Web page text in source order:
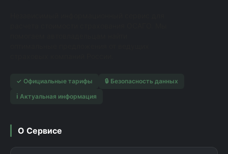
✓ Официальные тарифы
🔒 Безопасность данных
ℹ️ Актуальная информация
О Сервисе